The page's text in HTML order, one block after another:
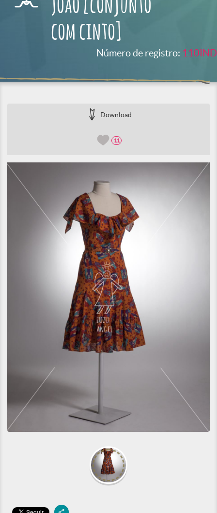
João [conjunto
com cinto]
Número de registro: 110IND
Download
11